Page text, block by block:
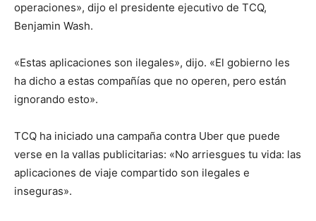
operaciones», dijo el presidente ejecutivo de TCQ,
Benjamin Wash.
«Estas aplicaciones son ilegales», dijo. «El gobierno les
ha dicho a estas compañías que no operen, pero están
ignorando esto».
TCQ ha iniciado una campaña contra Uber que puede
verse en la vallas publicitarias: «No arriesgues tu vida: las
aplicaciones de viaje compartido son ilegales e
inseguras».